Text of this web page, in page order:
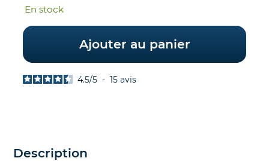
En stock
Ajouter au panier
4.5/5 - 15avis
Description